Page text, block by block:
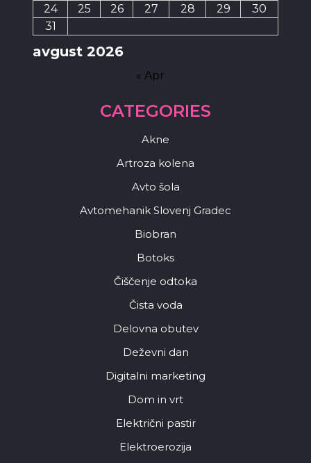
avgust 2026
24 25 26 27 28 29
30
31
« Apr
CATEGORIES
Akne
Artroza kolena
Avto šola
Avtomehanik Slovenj Gradec
Biobran
Botoks
Čiščenje odtoka
Čista voda
Delovna obutev
Deževni dan
Digitalni marketing
Dom in vrt
Električni pastir
Elektroerozija